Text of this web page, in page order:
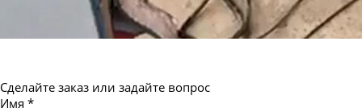
Сделайте заказ или задайте вопрос
Имя *